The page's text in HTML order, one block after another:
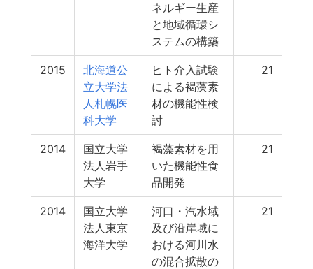
ネルギー生産
と地域循環シ
ステムの構築
2015
北海道公
立大学法
人札幌医
科大学
ヒト介入試験
による褐藻素
材の機能性検
討
21
2014
国立大学
法人岩手
大学
褐藻素材を用
いた機能性食
品開発
21
2014
国立大学
法人東京
海洋大学
河口・汽水域
及び沿岸域に
おける河川水
の混合拡散の
21